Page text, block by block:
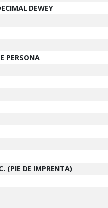
DEWEY
PERSONA
(PIE DE IMPRENTA)